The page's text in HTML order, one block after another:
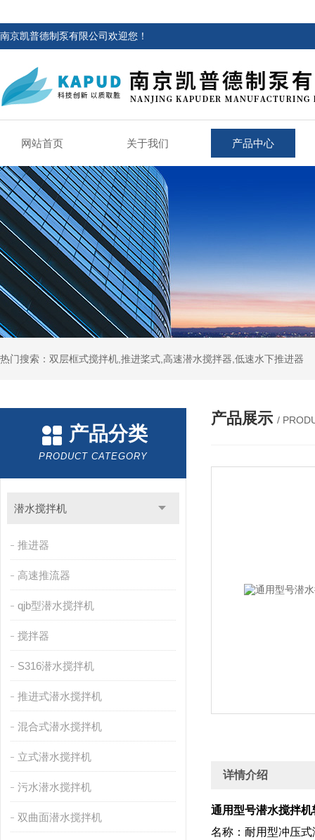
南京凯普德制泵有限公司欢迎您！
网站首页 关于我们 产品中心
热门搜索：双层框式搅拌机,推进桨式,高速潜水搅拌器,低速水下推进器
产品分类
PRODUCT CATEGORY
潜水搅拌机
推进器
高速推流器
qjb型潜水搅拌机
搅拌器
S316潜水搅拌机
推进式潜水搅拌机
混合式潜水搅拌机
立式潜水搅拌机
污水潜水搅拌机
双曲面潜水搅拌机
产品展示 /
详情介绍
通用型号潜水搅拌机
名称：耐用型冲压式